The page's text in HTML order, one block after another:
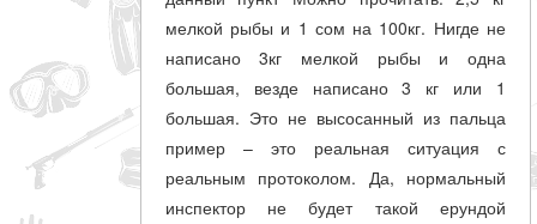
мелкой рыбы и 1 сом на 100кг. Нигде не
написано 3кг мелкой рыбы и одна
большая, везде написано 3 кг или 1
большая. Это не высосанный из пальца
пример – это реальная ситуация с
реальным протоколом. Да, нормальный
инспектор не будет такой ерундой